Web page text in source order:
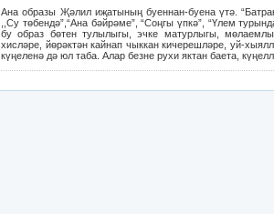
Ана образы Җәлил иҗатының буеннан-буена үтә.
,,Су төбендә”,“Ана бәйрәме”, “Соңгы үпкә”, “Үлем
бу образ бөтен тулылыгы, эчке матурлыгы,
хисләре, йөрәктән кайнап чыккан кичерешләре, уй-
күңеленә дә юл таба. Алар безне рухи яктан баета,